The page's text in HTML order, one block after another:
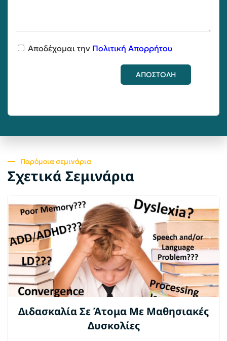
Αποδέχομαι την Πολιτική Απορρήτου
ΑΠΟΣΤΟΛΗ
Παρόμοια σεμινάρια
Σχετικά Σεμινάρια
Διδασκαλία Σε Άτομα Με Μαθησιακές
Δυσκολίες